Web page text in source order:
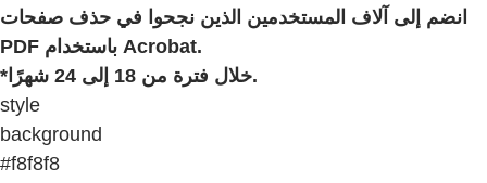
انضم إلى آلاف المستخدمين الذين نجحوا في حذف صفحات
PDF باستخدام Acrobat.
*خلال فترة من 18 إلى 24 شهرًا.
style
background
#f8f8f8